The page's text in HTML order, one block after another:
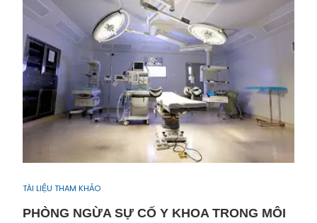
TÀI LIỆU THAM KHẢO
PHÒNG NGỪA SỰ CỐ Y KHOA TRONG MÔI